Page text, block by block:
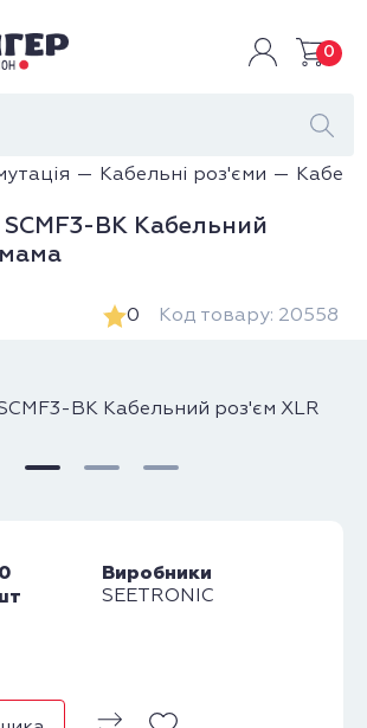
0
Кабельні роз'єми
SCMF3-BK Кабельний
0 Код товару: 20558
Виробники
SEETRONIC